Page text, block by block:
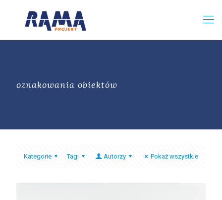
oznakowania obiektów
Kategorie Tagi Autorzy Pokaż wszystkie